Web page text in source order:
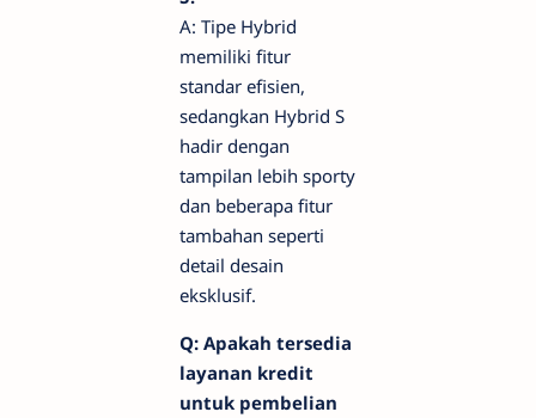
A: Tipe Hybrid
memiliki fitur
standar efisien,
sedangkan Hybrid S
hadir dengan
tampilan lebih sporty
dan beberapa fitur
tambahan seperti
detail desain
eksklusif.
Q: Apakah tersedia
layanan kredit
untuk pembelian